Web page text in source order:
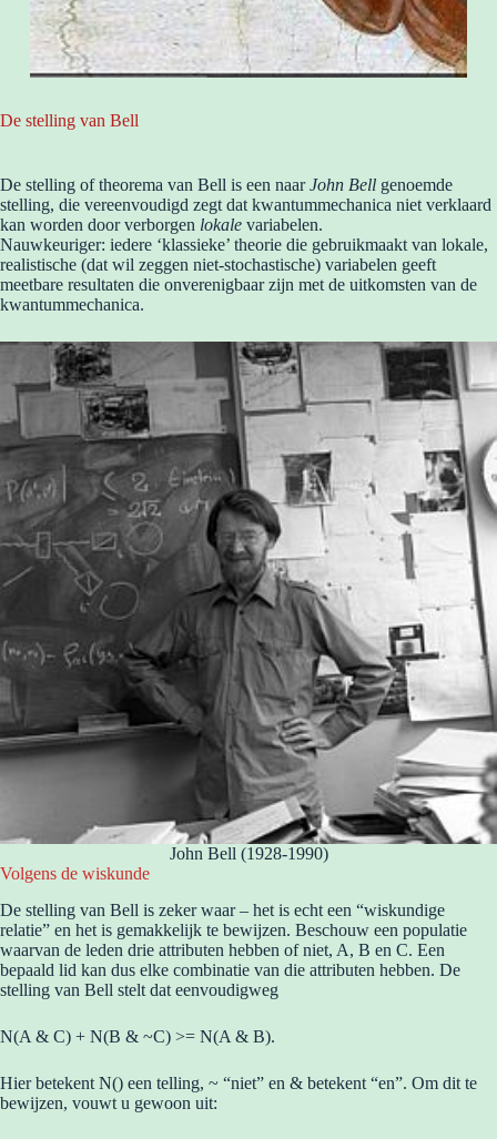
De stelling van Bell
De stelling of theorema van Bell is een naarJohn Bell genoemde
stelling, die vereenvoudigd zegt dat kwantummechanica niet verklaard
kan worden door verborgen lokale variabelen.
Nauwkeuriger: iedere ‘klassieke’ theorie die gebruikmaakt van lokale,
realistische (dat wil zeggen niet-stochastische) variabelen geeft
meetbare resultaten die onverenigbaar zijn met de uitkomsten van de
kwantummechanica.
John Bell (1928-1990)
Volgens de wiskunde
De stelling van Bell is zeker waar – het is echt een “wiskundige
relatie” en het is gemakkelijk te bewijzen. Beschouw een populatie
waarvan de leden drie attributen hebben of niet, A, B en C. Een
bepaald lid kan dus elke combinatie van die attributen hebben. De
stelling van Bell stelt dat eenvoudigweg
N(A & C) + N(B & ~C) >= N(A & B).
Hier betekent N() een telling, ~ “niet” en & betekent “en”. Om dit te
bewijzen, vouwt u gewoon uit: